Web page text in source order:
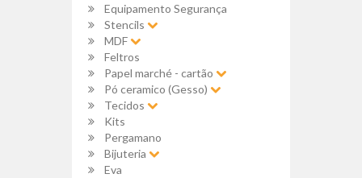
Equipamento Segurança
Stencils
MDF
Feltros
Papel marché - cartão
Pó ceramico (Gesso)
Tecidos
Kits
Pergamano
Bijuteria
Eva